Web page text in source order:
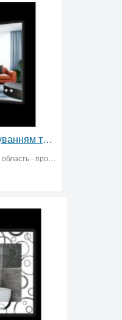
Дзеркало з LED підсвічуванням та підігрівом 600 х 900 мм.
Київ, Київська область (Київська область - продати купити)